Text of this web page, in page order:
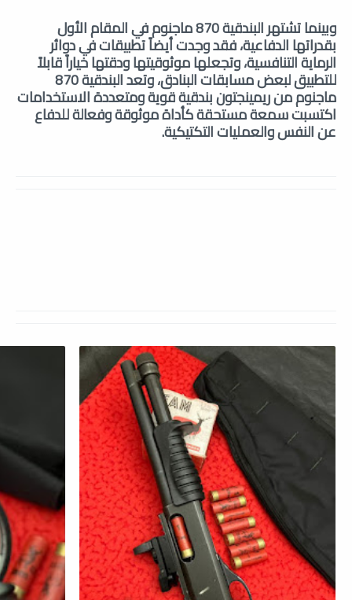
وبينما تشتهر البندقية 870 ماجنوم في المقام الأول
بقدراتها الدفاعية، فقد وجدت أيضاً تطبيقات في دوائر
الرماية التنافسية، وتجعلها موثوقيتها ودقتها خياراً قابلاً
للتطبيق لبعض مسابقات البنادق، وتعد البندقية 870
ماجنوم من ريمينجتون بندقية قوية ومتعددة الاستخدامات
اكتسبت سمعة مستحقة كأداة موثوقة وفعالة للدفاع
عن النفس والعمليات التكتيكية.